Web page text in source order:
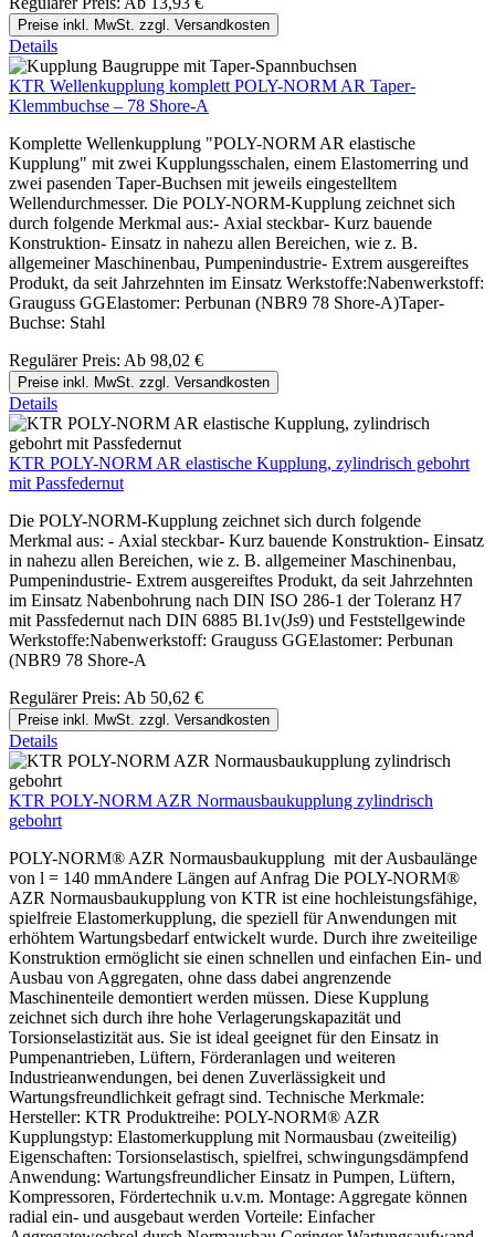
Preise inkl. MwSt. zzgl. Versandkosten
Details
KTR Wellenkupplung komplett POLY-NORM AR Taper-
Klemmbuchse – 78 Shore-A
Komplette Wellenkupplung "POLY-NORM AR elastische
Kupplung" mit zwei Kupplungsschalen, einem Elastomerring und
zwei pasenden Taper-Buchsen mit jeweils eingestelltem
Wellendurchmesser. Die POLY-NORM-Kupplung zeichnet sich
durch folgende Merkmal aus:- Axial steckbar- Kurz bauende
Konstruktion- Einsatz in nahezu allen Bereichen, wie z. B.
allgemeiner Maschinenbau, Pumpenindustrie- Extrem ausgereiftes
Produkt, da seit Jahrzehnten im Einsatz Werkstoffe:Nabenwerkstoff:
Grauguss GGElastomer: Perbunan (NBR9 78 Shore-A)Taper-
Buchse: Stahl
Regulärer Preis: Ab 98,02 €
Preise inkl. MwSt. zzgl. Versandkosten
Details
KTR POLY-NORM AR elastische Kupplung, zylindrisch gebohrt
mit Passfedernut
Die POLY-NORM-Kupplung zeichnet sich durch folgende
Merkmal aus: - Axial steckbar- Kurz bauende Konstruktion- Einsatz
in nahezu allen Bereichen, wie z. B. allgemeiner Maschinenbau,
Pumpenindustrie- Extrem ausgereiftes Produkt, da seit Jahrzehnten
im Einsatz Nabenbohrung nach DIN ISO 286-1 der Toleranz H7
mit Passfedernut nach DIN 6885 Bl.1v(Js9) und Feststellgewinde
Werkstoffe:Nabenwerkstoff: Grauguss GGElastomer: Perbunan
(NBR9 78 Shore-A
Regulärer Preis: Ab 50,62 €
Preise inkl. MwSt. zzgl. Versandkosten
Details
KTR POLY-NORM AZR Normausbaukupplung zylindrisch
gebohrt
POLY-NORM® AZR Normausbaukupplung mit der Ausbaulänge
von l = 140 mmAndere Längen auf Anfrag Die POLY-NORM®
AZR Normausbaukupplung von KTR ist eine hochleistungsfähige,
spielfreie Elastomerkupplung, die speziell für Anwendungen mit
erhöhtem Wartungsbedarf entwickelt wurde. Durch ihre zweiteilige
Konstruktion ermöglicht sie einen schnellen und einfachen Ein- und
Ausbau von Aggregaten, ohne dass dabei angrenzende
Maschinenteile demontiert werden müssen. Diese Kupplung
zeichnet sich durch ihre hohe Verlagerungskapazität und
Torsionselastizität aus. Sie ist ideal geeignet für den Einsatz in
Pumpenantrieben, Lüftern, Förderanlagen und weiteren
Industrieanwendungen, bei denen Zuverlässigkeit und
Wartungsfreundlichkeit gefragt sind. Technische Merkmale:
Hersteller: KTR Produktreihe: POLY-NORM® AZR
Kupplungstyp: Elastomerkupplung mit Normausbau (zweiteilig)
Eigenschaften: Torsionselastisch, spielfrei, schwingungsdämpfend
Anwendung: Wartungsfreundlicher Einsatz in Pumpen, Lüftern,
Kompressoren, Fördertechnik u.v.m. Montage: Aggregate können
radial ein- und ausgebaut werden Vorteile: Einfacher